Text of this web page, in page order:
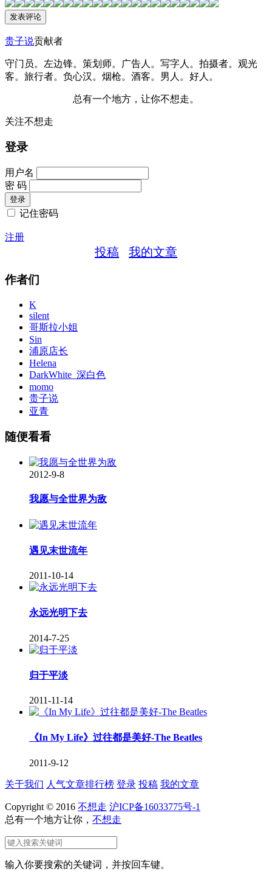
贵子说贡献者
守门员。左边锋。策划师。广告人。写字人。拍摄者。观光
客。旅行者。负心汉。烟枪。酒客。男人。好人。
总有一个地方，让你不想走。
关注不想走
登录
用户名
密 码
记住密码
注册
投稿 我的文章
作者们
K
silent
哥斯拉小姐
Sin
浦原店长
Helena
DarkWhite_深白色
momo
贵子说
亚青
随便看看
2012-9-8
我愿与全世界为敌
遇见末世流年
2011-10-14
永远光明下去
2014-7-25
归于平淡
2011-11-14
《In My Life》过往都是美好-The Beatles
2011-9-12
关于我们 人气文章排行榜 登录 投稿 我的文章
Copyright © 2016 不想走 沪ICP备16033775号-1
总有一个地方让你， 不想走
输入你要搜索的关键词，并按回车键。